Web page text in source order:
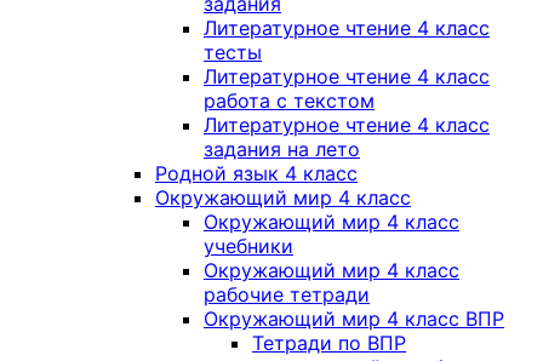
Литературное чтение 4 класс
тесты
Литературное чтение 4 класс
работа с текстом
Литературное чтение 4 класс
задания на лето
Родной язык 4 класс
Окружающий мир 4 класс
Окружающий мир 4 класс
учебники
Окружающий мир 4 класс
рабочие тетради
Окружающий мир 4 класс ВПР
Тетради по ВПР